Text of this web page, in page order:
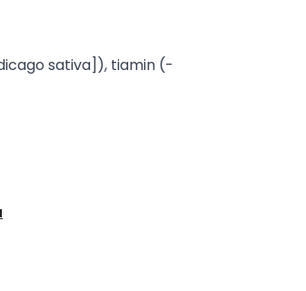
sativa]), tiamin (-